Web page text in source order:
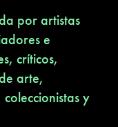
por artistas
e
críticos,
arte,
y